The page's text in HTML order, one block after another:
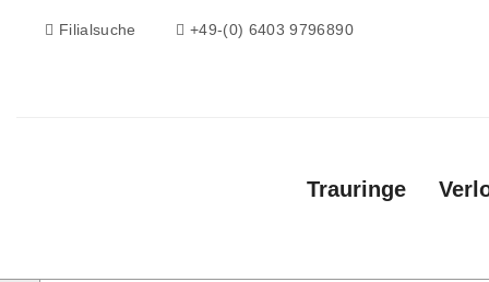
Filialsuche +49-(0) 6403 9796890
Trauringe